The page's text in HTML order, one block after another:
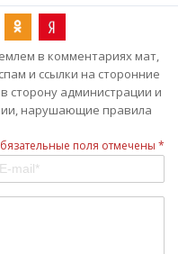
в комментариях мат,
и ссылки на сторонние
сторону администрации и
нарушающие правила
поля отмечены *